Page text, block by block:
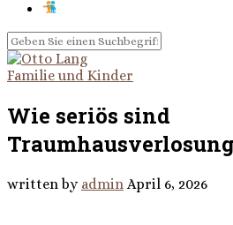
Familie und Kinder
Wie seriös sind
written by admin April 6, 2026